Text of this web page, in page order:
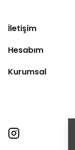
İletişim
Hesabım
Kurumsal